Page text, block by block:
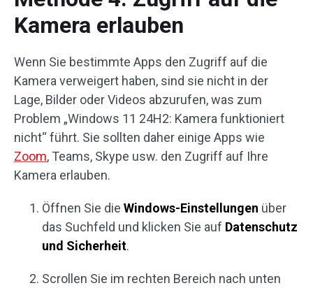
Kamera erlauben
Wenn Sie bestimmte Apps den Zugriff auf die
Kamera verweigert haben, sind sie nicht in der
Lage, Bilder oder Videos abzurufen, was zum
Problem „Windows 11 24H2: Kamera funktioniert
nicht“ führt. Sie sollten daher einige Apps wie
Zoom, Teams, Skype usw. den Zugriff auf Ihre
Kamera erlauben.
Öffnen Sie die Windows-Einstellungen über
das Suchfeld und klicken Sie auf Datenschutz
und Sicherheit.
Scrollen Sie im rechten Bereich nach unten